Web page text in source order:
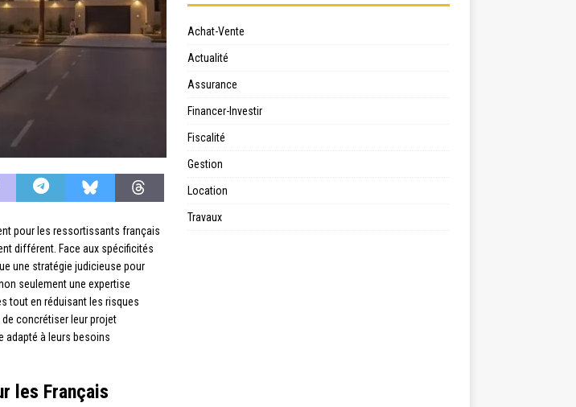
pour les ressortissants français
différent. Face aux spécificités
une stratégie judicieuse pour
seulement une expertise
tout en réduisant les risques
concrétiser leur projet
adapté à leurs besoins
les Français
Achat-Vente
Actualité
Assurance
Financer-Investir
Fiscalité
Gestion
Location
Travaux